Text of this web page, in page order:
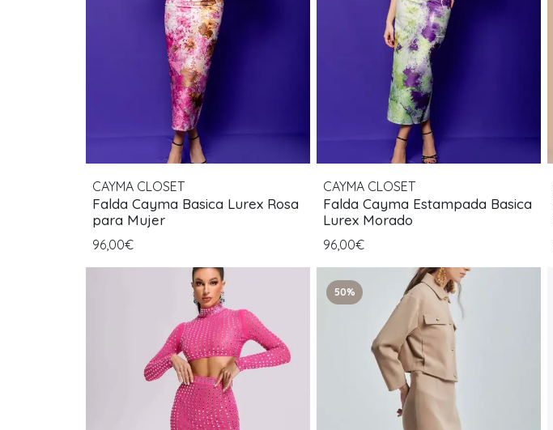
CAYMA CLOSET
Falda Cayma Basica Lurex Rosa
para Mujer
96,00€
CAYMA CLOSET
Falda Cayma Estampada Basica
Lurex Morado
96,00€
50%